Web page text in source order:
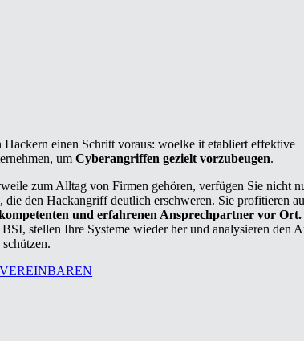
einen Schritt voraus: woelke it etabliert effektive
umCyberangriffen gezielt vorzubeugen.
zum Alltag von Firmen gehören, verfügen Sie nicht
die den Hackangriff deutlich erschweren. Sie profitieren
und erfahrenen Ansprechpartner vor Ort.
stellen Ihre Systeme wieder her und analysieren den